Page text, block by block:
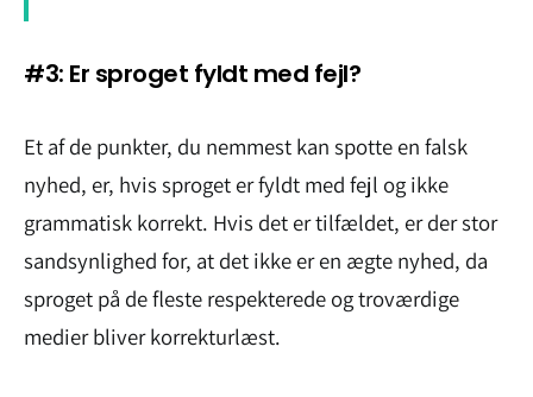
#3: Er sproget fyldt med fejl?
Et af de punkter, du nemmest kan spotte en falsk
nyhed, er, hvis sproget er fyldt med fejl og ikke
grammatisk korrekt. Hvis det er tilfældet, er der stor
sandsynlighed for, at det ikke er en ægte nyhed, da
sproget på de fleste respekterede og troværdige
medier bliver korrekturlæst.